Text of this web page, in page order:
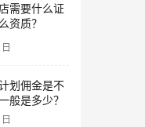
需要什么证
资质？
划佣金是不
般是多少？